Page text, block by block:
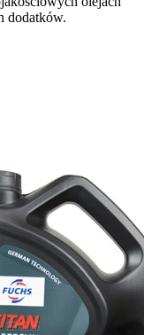
dodatków.